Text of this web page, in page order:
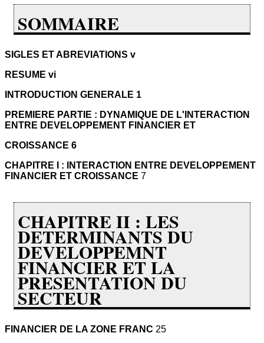
SOMMAIRE
SIGLES ET ABREVIATIONS v
RESUME vi
INTRODUCTION GENERALE 1
PREMIERE PARTIE : DYNAMIQUE DE L'INTERACTION
ENTRE DEVELOPPEMENT FINANCIER ET
CROISSANCE 6
CHAPITRE I : INTERACTION ENTRE DEVELOPPEMENT
FINANCIER ET CROISSANCE 7
CHAPITRE II : LES
DETERMINANTS DU
DEVELOPPEMNT
FINANCIER ET LA
PRESENTATION DU
SECTEUR
FINANCIER DE LA ZONE FRANC 25